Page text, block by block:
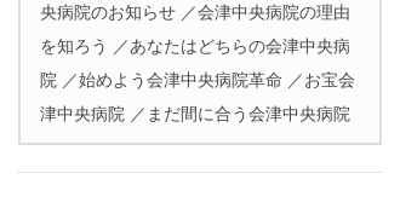
央病院のお知らせ ／会津中央病院の理由
を知ろう ／あなたはどちらの会津中央病
院 ／始めよう会津中央病院革命 ／お宝会
津中央病院 ／まだ間に合う会津中央病院